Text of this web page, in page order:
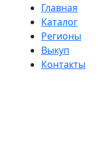
Главная
Каталог
Регионы
Выкуп
Контакты